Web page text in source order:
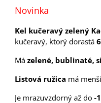
Novinka
Kel kučeravý zelený
kučeravý, ktorý dorastá
Má zelené, bublinaté,
Listová ružica má
Je mrazuvzdorný až do -